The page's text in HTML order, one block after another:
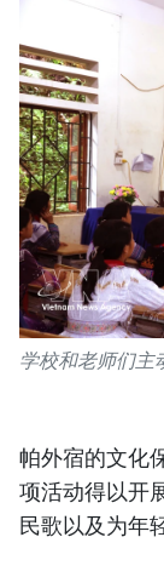
学校和老师们主
帕外宿的文化
项活动得以开
民歌以及为年